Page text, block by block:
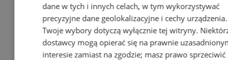
dane w tych i innych celach, w tym wykorzystywać
precyzyjne dane geolokalizacyjne i cechy urządzenia.
Twoje wybory dotyczą wyłącznie tej witryny.
dostawcy mogą opierać się na prawnie
interesie zamiast na zgodzie; masz prawo sprzeciwić